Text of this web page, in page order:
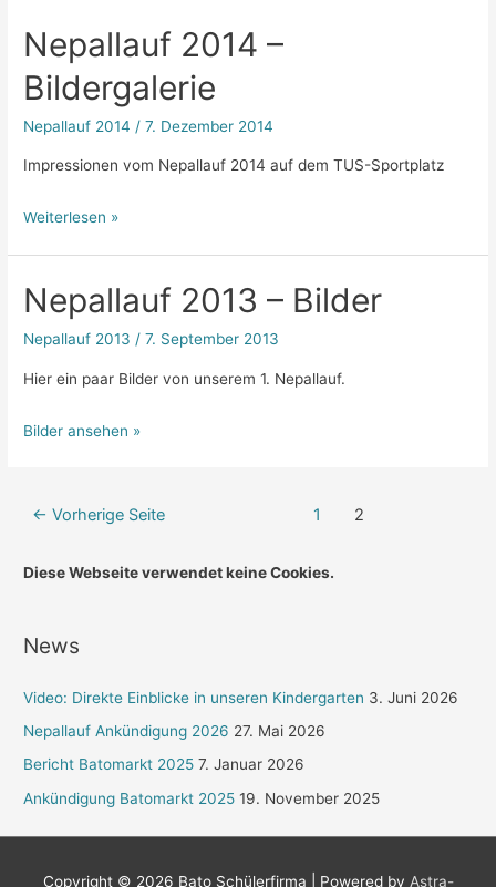
Nepallauf 2014 –
Bildergalerie
Nepallauf 2014 /7. Dezember 2014
Impressionen vom Nepallauf 2014 auf dem TUS-Sportplatz
Weiterlesen »
Nepallauf 2013 – Bilder
Nepallauf 2013 /7. September 2013
Hier ein paar Bilder von unserem 1. Nepallauf.
Bilder ansehen »
Beitragsnavigation
← Vorherige Seite 1 2
Diese Webseite verwendet keine Cookies.
News
Video: Direkte Einblicke in unseren Kindergarten 3. Juni 2026
Nepallauf Ankündigung 2026 27. Mai 2026
Bericht Batomarkt 2025 7. Januar 2026
Ankündigung Batomarkt 2025 19. November 2025
Copyright © 2026 Bato Schülerfirma | Powered by Astra-